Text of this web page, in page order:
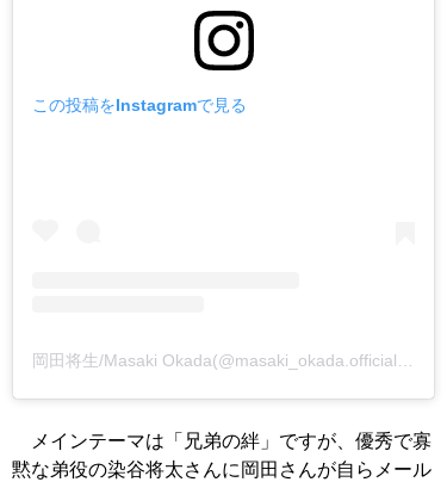
この投稿をInstagramで見る
岡田将生/Masaki Okada(@masaki_okada.official)がシェアした投稿
メインテーマは「兄弟の絆」ですが、優秀で寡
黙な弟役の染谷将太さんに岡田さんが自らメール